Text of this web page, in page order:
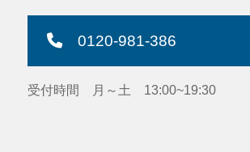
0120-981-386
受付時間 月～土 13:00~19:30